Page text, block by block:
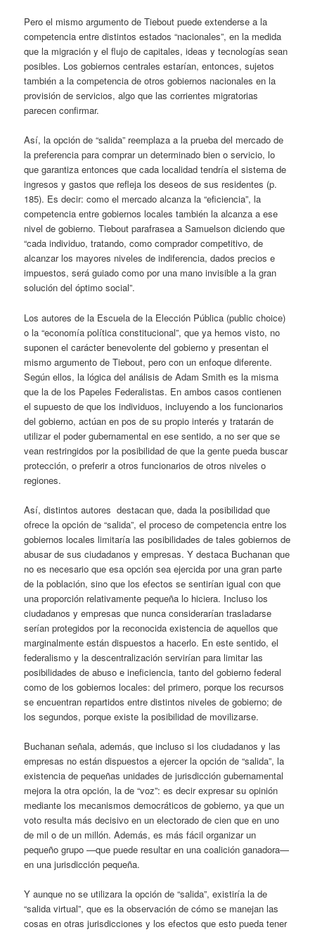
Pero el mismo argumento de Tiebout puede extenderse a la
competencia entre distintos estados “nacionales”, en la medida
que la migración y el flujo de capitales, ideas y tecnologías sean
posibles. Los gobiernos centrales estarían, entonces, sujetos
también a la competencia de otros gobiernos nacionales en la
provisión de servicios, algo que las corrientes migratorias
parecen confirmar.
Así, la opción de “salida” reemplaza a la prueba del mercado de
la preferencia para comprar un determinado bien o servicio, lo
que garantiza entonces que cada localidad tendría el sistema de
ingresos y gastos que refleja los deseos de sus residentes (p.
185). Es decir: como el mercado alcanza la “eficiencia”, la
competencia entre gobiernos locales también la alcanza a ese
nivel de gobierno. Tiebout parafrasea a Samuelson diciendo que
“cada individuo, tratando, como comprador competitivo, de
alcanzar los mayores niveles de indiferencia, dados precios e
impuestos, será guiado como por una mano invisible a la gran
solución del óptimo social”.
Los autores de la Escuela de la Elección Pública (public choice)
o la “economía política constitucional”, que ya hemos visto, no
suponen el carácter benevolente del gobierno y presentan el
mismo argumento de Tiebout, pero con un enfoque diferente.
Según ellos, la lógica del análisis de Adam Smith es la misma
que la de los Papeles Federalistas. En ambos casos contienen
el supuesto de que los individuos, incluyendo a los funcionarios
del gobierno, actúan en pos de su propio interés y tratarán de
utilizar el poder gubernamental en ese sentido, a no ser que se
vean restringidos por la posibilidad de que la gente pueda buscar
protección, o preferir a otros funcionarios de otros niveles o
regiones.
Así, distintos autores destacan que, dada la posibilidad que
ofrece la opción de “salida”, el proceso de competencia entre los
gobiernos locales limitaría las posibilidades de tales gobiernos de
abusar de sus ciudadanos y empresas. Y destaca Buchanan que
no es necesario que esa opción sea ejercida por una gran parte
de la población, sino que los efectos se sentirían igual con que
una proporción relativamente pequeña lo hiciera. Incluso los
ciudadanos y empresas que nunca considerarían trasladarse
serían protegidos por la reconocida existencia de aquellos que
marginalmente están dispuestos a hacerlo. En este sentido, el
federalismo y la descentralización servirían para limitar las
posibilidades de abuso e ineficiencia, tanto del gobierno federal
como de los gobiernos locales: del primero, porque los recursos
se encuentran repartidos entre distintos niveles de gobierno; de
los segundos, porque existe la posibilidad de movilizarse.
Buchanan señala, además, que incluso si los ciudadanos y las
empresas no están dispuestos a ejercer la opción de “salida”, la
existencia de pequeñas unidades de jurisdicción gubernamental
mejora la otra opción, la de “voz”: es decir expresar su opinión
mediante los mecanismos democráticos de gobierno, ya que un
voto resulta más decisivo en un electorado de cien que en uno
de mil o de un millón. Además, es más fácil organizar un
pequeño grupo —que puede resultar en una coalición ganadora—
en una jurisdicción pequeña.
Y aunque no se utilizara la opción de “salida”, existiría la de
“salida virtual”, que es la observación de cómo se manejan las
cosas en otras jurisdicciones y los efectos que esto pueda tener